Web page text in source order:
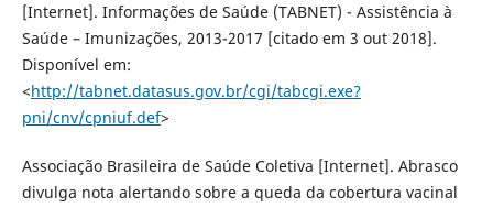
[Internet]. Informações de Saúde (TABNET) - Assistência à
Saúde – Imunizações, 2013-2017 [citado em 3 out 2018].
Disponível em:
<http://tabnet.datasus.gov.br/cgi/tabcgi.exe?
pni/cnv/cpniuf.def>
Associação Brasileira de Saúde Coletiva [Internet]. Abrasco
divulga nota alertando sobre a queda da cobertura vacinal